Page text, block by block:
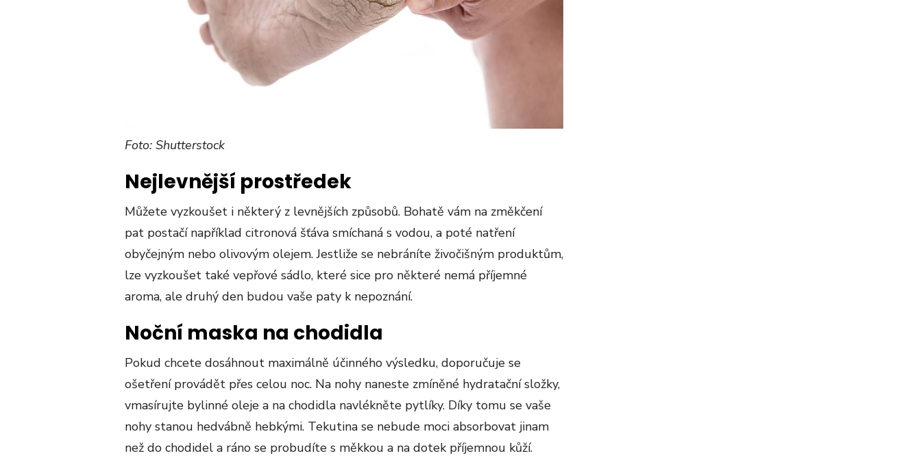
Foto: Shutterstock
Nejlevnější prostředek
Můžete vyzkoušet i některý z levnějších způsobů. Bohatě vám na změkčení
pat postačí například citronová šťáva smíchaná s vodou, a poté natření
obyčejným nebo olivovým olejem. Jestliže se nebráníte živočišným produktům,
lze vyzkoušet také vepřové sádlo, které sice pro některé nemá příjemné
aroma, ale druhý den budou vaše paty k nepoznání.
Noční maska na chodidla
Pokud chcete dosáhnout maximálně účinného výsledku, doporučuje se
ošetření provádět přes celou noc. Na nohy naneste zmíněné hydratační složky,
vmasírujte bylinné oleje a na chodidla navlékněte pytlíky. Díky tomu se vaše
nohy stanou hedvábně hebkými. Tekutina se nebude moci absorbovat jinam
než do chodidel a ráno se probudíte s měkkou a na dotek příjemnou kůží.